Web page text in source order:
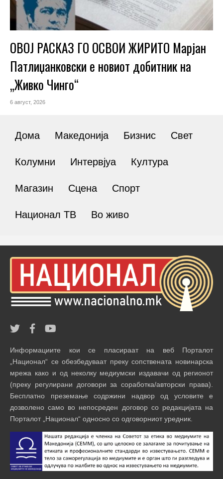
ОВОЈ РАСКАЗ ГО ОСВОИ ЖИРИТО Марјан
Патлиџанковски е новиот добитник на
„Живко Чинго“
6 август, 2026
Дома Македонија Бизнис Свет
Колумни Интервјуа Култура
Магазин Сцена Спорт
Национал ТВ Во живо
Информациите кои се пласираат на веб Порталот
„Национал“ се обезбедуваат преку сопствената новинарска
мрежа како и од неколку медиумски издавачи од регионот
(преку регулирани договори за соработка/авторски права).
Бесплатно преземање содржини надвор од условите е
дозволено само во непосреден договор со редакцијата на
Порталот „Национал“ односно со одговорниот уредник.